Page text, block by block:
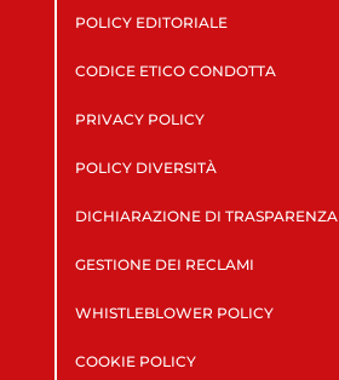
POLICY EDITORIALE
CODICE ETICO CONDOTTA
PRIVACY POLICY
POLICY DIVERSITÀ
DICHIARAZIONE DI TRASPARENZA
GESTIONE DEI RECLAMI
WHISTLEBLOWER POLICY
COOKIE POLICY